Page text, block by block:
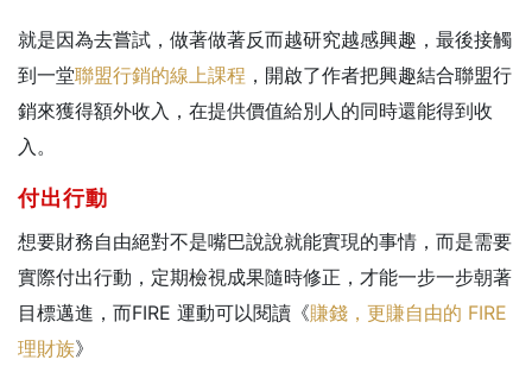
就是因為去嘗試，做著做著反而越研究越感興趣，最後接觸
到一堂聯盟行銷的線上課程 ，開啟了作者把興趣結合聯盟行
銷來獲得額外收入，在提供價值給別人的同時還能得到收
入。
付出行動
想要財務自由絕對不是嘴巴說說就能實現的事情，而是需要
實際付出行動，定期檢視成果隨時修正，才能一步一步朝著
目標邁進，而FIRE 運動可以閱讀《賺錢，更賺自由的 FIRE
理財族》